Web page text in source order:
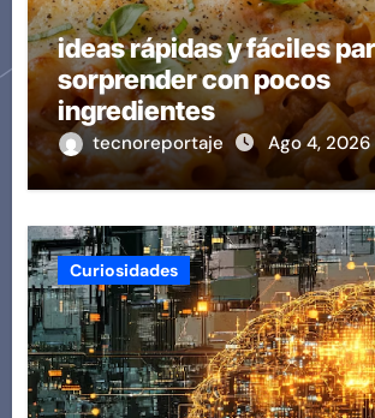
ideas rápidas y fáciles
sorprender con pocos
ingredientes
tecnoreportaje Ago 4, 2026
Curiosidades